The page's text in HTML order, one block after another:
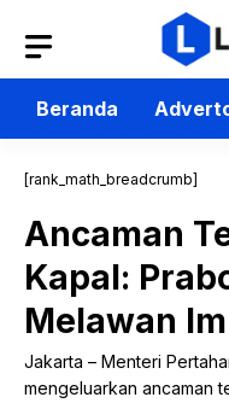
isi
Beranda
[rank_math_breadcrumb]
Ancaman
Kapal:
Melawan
Jakarta – Menteri
mengeluarkan ancaman